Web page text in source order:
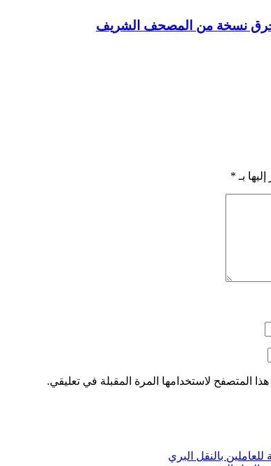
بحرق نسخة من المصحف الشريف
بـ *
المتصفح لاستخدامها المرة المقبلة في تعليقي.